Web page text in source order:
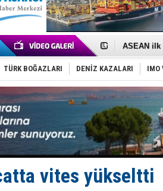
D-Marin,
Van’da
TAYK -
İstanbul
Tersane
İngiliz
FESCO,
DESE,
35 milyon
İnsansız
Yüzyıl
Anadolu
TÜRK BOĞAZLARI DENİZ KAZALARI IMO
vites yükseltti